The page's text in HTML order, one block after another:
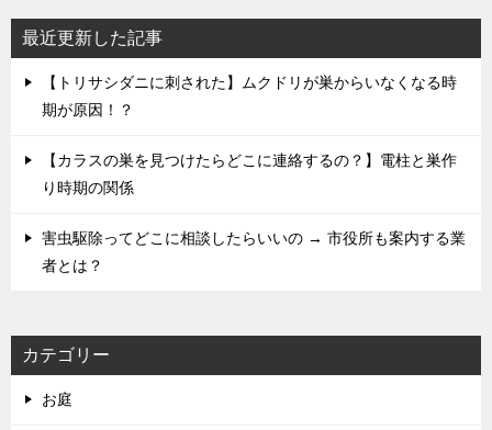
最近更新した記事
【トリサシダニに刺された】ムクドリが巣からいなくなる時
期が原因！？
【カラスの巣を見つけたらどこに連絡するの？】電柱と巣作
り時期の関係
害虫駆除ってどこに相談したらいいの → 市役所も案内する業
者とは？
カテゴリー
お庭